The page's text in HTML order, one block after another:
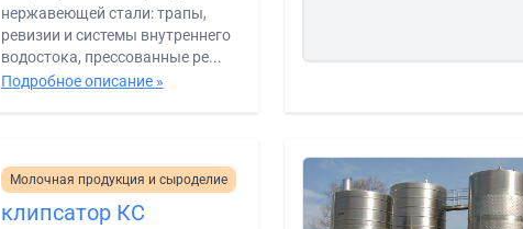
нержавеющей стали: трапы,
ревизии и системы внутреннего
водостока, прессованные ре...
Подробное описание »
Молочная продукция и сыроделие
клипсатор КС